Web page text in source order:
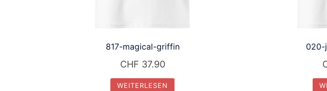
817-magical-griffin
CHF 37.90
WEITERLESEN
020-